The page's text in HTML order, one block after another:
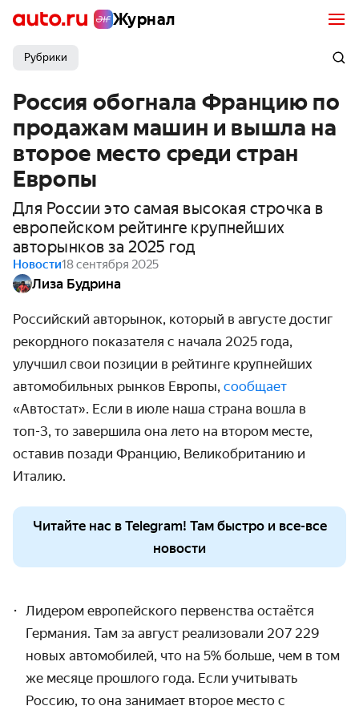
Журнал
Рубрики
Россия обогнала Францию по
продажам машин и вышла на
второе место среди стран
Европы
Для России это самая высокая строчка в
европейском рейтинге крупнейших
авторынков за 2025 год
Новости18 сентября 2025
Лиза Будрина
Российский авторынок, который в августе достиг
рекордного показателя с начала 2025 года,
улучшил свои позиции в рейтинге крупнейших
автомобильных рынков Европы, сообщает
«Автостат». Если в июле наша страна вошла в
топ-3, то завершила она лето на втором месте,
оставив позади Францию, Великобританию и
Италию.
Читайте нас в Telegram! Там быстро и все-все
новости
Лидером европейского первенства остаётся
Германия. Там за август реализовали 207 229
новых автомобилей, что на 5% больше, чем в том
же месяце прошлого года. Если учитывать
Россию, то она занимает второе место с